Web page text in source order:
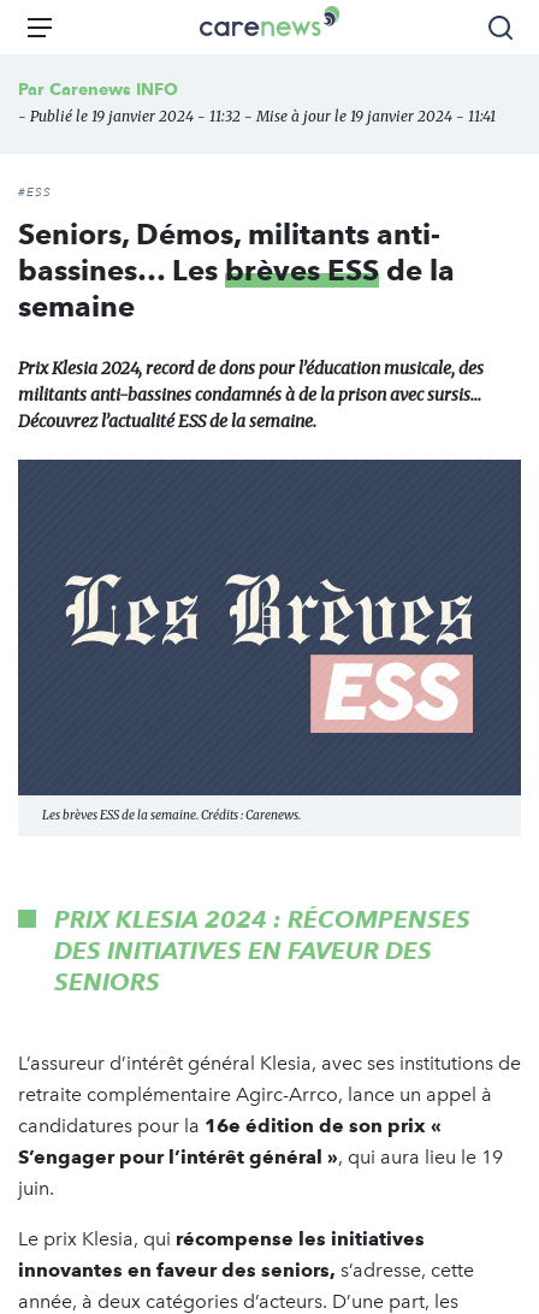
Aller
principal
Carenews,
des
Menu
Par Carenews INFO
- Publié le 19 janvier 2024 - 11:32 - Mise à jour le 19 janvier 2024 - 11:41
#ESS
Seniors, Démos, militants anti-
bassines… Les brèves ESS de la
semaine
Prix Klesia 2024, record de dons pour l’éducation musicale, des
militants anti-bassines condamnés à de la prison avec sursis...
Découvrez l’actualité ESS de la semaine.
Les brèves ESS de la semaine. Crédits : Carenews.
PRIX KLESIA 2024 : RÉCOMPENSES
DES INITIATIVES EN FAVEUR DES
SENIORS
L’assureur d’intérêt général Klesia, avec ses institutions de
retraite complémentaire Agirc-Arrco, lance un appel à
candidatures pour la 16e édition de son prix «
S’engager pour l’intérêt général », qui aura lieu le 19
juin.
Le prix Klesia, qui récompense les initiatives
innovantes en faveur des seniors, s’adresse, cette
année, à deux catégories d’acteurs. D’une part, les